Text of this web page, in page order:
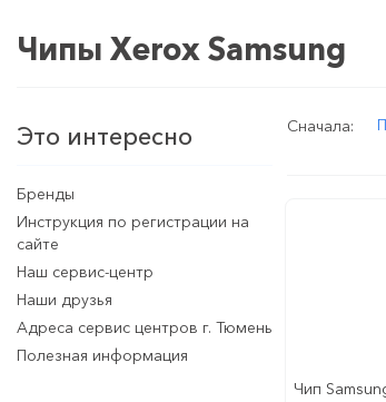
Чипы Xerox Samsung
Это интересно
Бренды
Инструкция по регистрации на
сайте
Наш сервис-центр
Наши друзья
Адреса сервис центров г. Тюмень
Полезная информация
Сначала:
Чип